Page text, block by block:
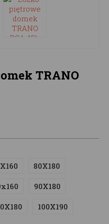
TRANO
80X180
90X180
100X190